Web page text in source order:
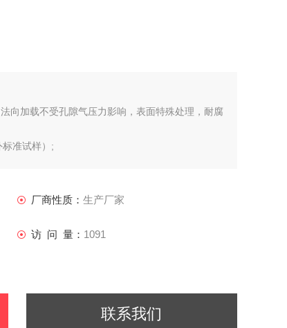
向加载不受孔隙气压力影响，表面特殊处理，耐腐
准试样）;
厂商性质： 生产厂家
访 问 量： 1091
联系我们